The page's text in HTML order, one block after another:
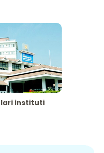
instituti